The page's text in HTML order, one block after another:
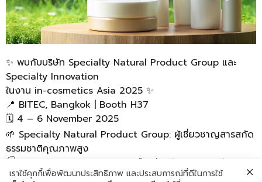
✨ พบกับบริษัท Specialty Natural Product Group และ
Specialty Innovation
ในงาน in-cosmetics Asia 2025 ✨
📍 BITEC, Bangkok | Booth H37
🗓️ 4 – 6 November 2025
🌱 Specialty Natural Product Group: ผู้เชี่ยวชาญสารสกัด
ธรรมชาติคุณภาพสูง
🏭 Specialty Innovation (ในเครือเดียวกัน): บริการ พัฒนา
สูตรและผลิต OEM/ODM ครบวงจร
เราใช้คุกกี้เพื่อพัฒนาประสิทธิภาพ และประสบการณ์ที่ดีในการใช้